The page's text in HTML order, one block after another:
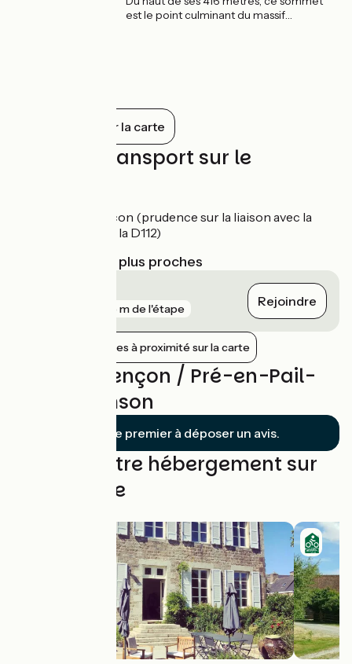
est le point culminant du massif
Tout afficher sur la carte
Trains et transport sur le
Gare d'Alençon (prudence sur la liaison avec la
traversée de la D112)
Gares SNCF les plus proches
425 m de l'étape Rejoindre
Afficher les gares à proximité sur la carte
Avis sur Alençon / Pré-en-Pail-
Saint-Samson
Soyez le premier à déposer un avis.
Trouvez votre hébergement sur
cette étape